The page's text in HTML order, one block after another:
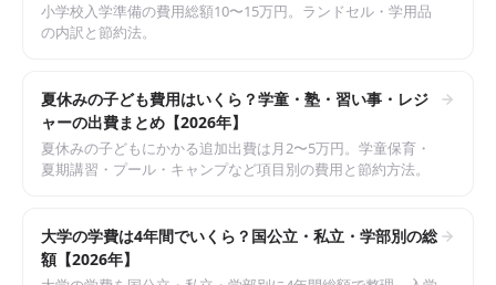
小学校入学準備の費用総額10〜15万円。ランドセル・学用品
の内訳と節約法。
夏休みの子ども費用はいくら？学童・塾・習い事・レジ
ャーの出費まとめ【2026年】
夏休みの子どもにかかる追加出費は月2〜5万円。学童保育・
夏期講習・プール・キャンプなど項目別の費用と節約方法。
大学の学費は4年間でいくら？国公立・私立・学部別の総
額【2026年】